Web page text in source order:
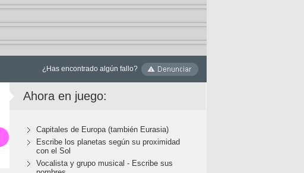
¿Has encontrado algún fallo?
Ahora en juego:
Capitales de Europa (también Eurasia)
Escribe los planetas según su proximidad
con el Sol
Vocalista y grupo musical - Escribe sus